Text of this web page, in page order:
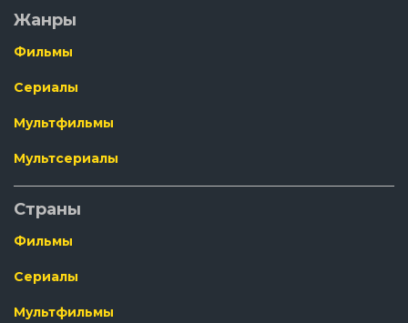
Жанры
Фильмы
Сериалы
Мультфильмы
Мультсериалы
Страны
Фильмы
Сериалы
Мультфильмы